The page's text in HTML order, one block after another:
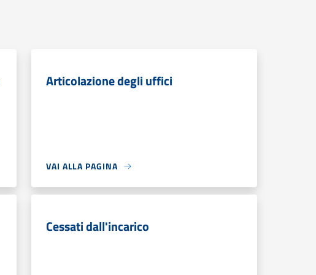
Articolazione degli uffici
VAI ALLA PAGINA
Cessati dall'incarico